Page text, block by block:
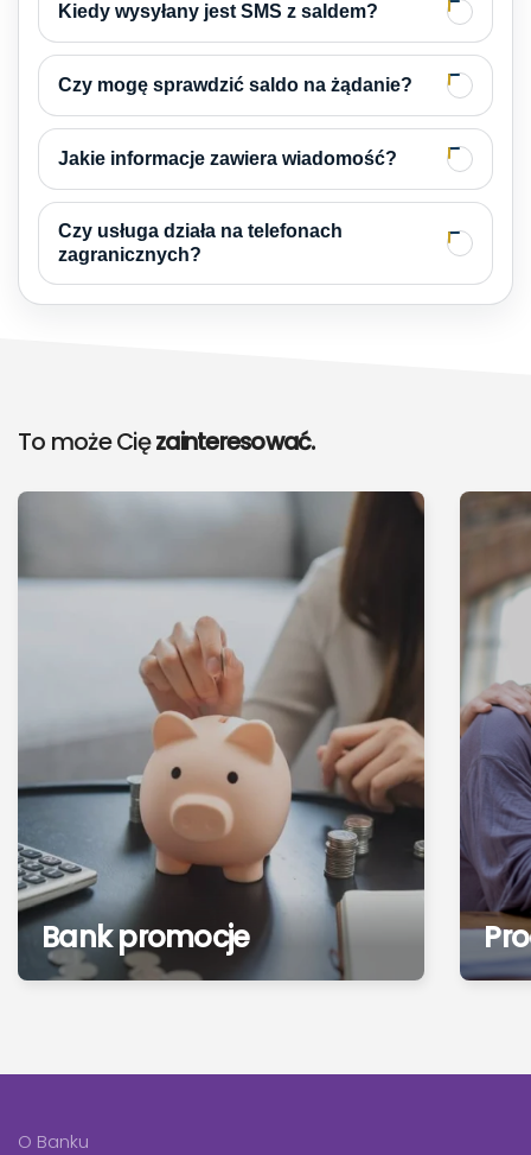
Kiedy wysyłany jest SMS z saldem?
Czy mogę sprawdzić saldo na żądanie?
Jakie informacje zawiera wiadomość?
Czy usługa działa na telefonach
zagranicznych?
To może Cięzainteresować.
Bank promocje
O Banku